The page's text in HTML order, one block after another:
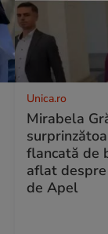
Unica.ro
Mirabela
flancată de
aflat
de Apel